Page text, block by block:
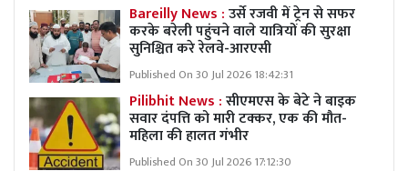
Bareilly News :उर्से रजवी में ट्रेन से सफर
करके बरेली पहुंचने वाले यात्रियों की सुरक्षा
सुनिश्चित करे रेलवे-आरएसी
Published On 30 Jul 2026 18:42:31
Pilibhit News :सीएमएस के बेटे ने बाइक
सवार दंपत्ति को मारी टक्कर, एक की मौत-
महिला की हालत गंभीर
Published On 30 Jul 2026 17:12:30